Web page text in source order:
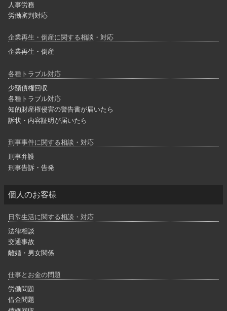
人事労務
労働審判対応
企業再生・倒産に関する相談・対応
企業再生・倒産
各種トラブル対応
少額債権回収
各種トラブル対応
知的財産権侵害の警告書が届いたら
訴状・内容証明が届いたら
刑事事件に関する相談・対応
刑事弁護
刑事告訴・告発
個人のお客様
日常生活に関する相談・対応
法律相談
交通事故
離婚・男女関係
仕事とお金の問題
労働問題
借金問題